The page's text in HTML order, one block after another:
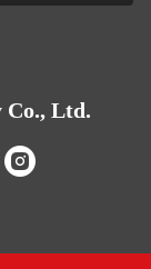
Co., Ltd.